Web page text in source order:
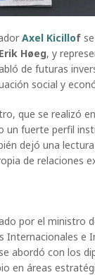
Axel Kicillof
Erik Høeg, y
de futuras
social y
que se realizó
un fuerte perfil
dejó una
de relaciones
por el ministro
Internacionales e
abordó con los
en áreas